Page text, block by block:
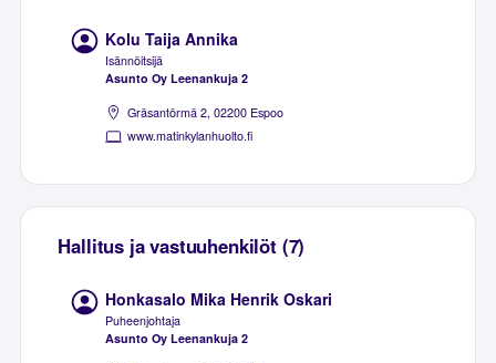
Kolu Taija Annika
Isännöitsijä
Asunto Oy Leenankuja 2
Gräsantörmä 2, 02200 Espoo
www.matinkylanhuolto.fi
Hallitus ja vastuuhenkilöt (7)
Honkasalo Mika Henrik Oskari
Puheenjohtaja
Asunto Oy Leenankuja 2